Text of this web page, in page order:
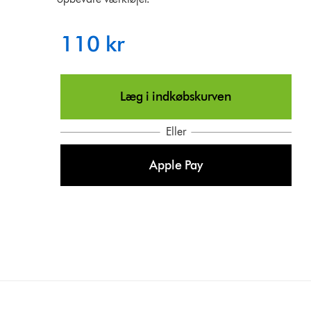
110 kr
Læg i indkøbskurven
Eller
Apple Pay